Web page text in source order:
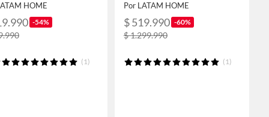
HOME
-54%
(1)
Por LATAM HOME
$ 519.990 -60%
$ 1.299.990
(1)